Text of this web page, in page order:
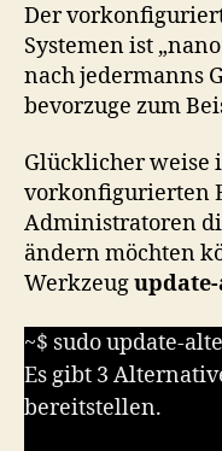
Der
Systemen ist
nach jedermanns
bevorzuge zum
Glücklicher weise
vorkonfigurierten
Administratoren
ändern möchten
Werkzeug
~$ sudo update-
Es gibt 3
bereitstellen.